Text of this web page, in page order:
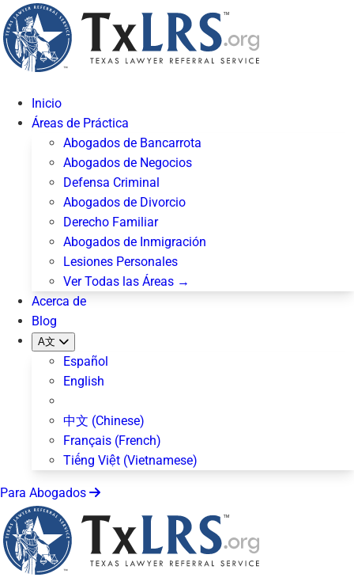
Inicio
Áreas de Práctica
Abogados de Bancarrota
Abogados de Negocios
Defensa Criminal
Abogados de Divorcio
Derecho Familiar
Abogados de Inmigración
Lesiones Personales
Ver Todas las Áreas →
Acerca de
Blog
A文
Español
English
中文 (Chinese)
Français (French)
Tiếng Việt (Vietnamese)
Para Abogados